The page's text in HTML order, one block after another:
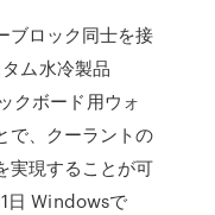
ブロック同士を接
ム水冷製品
クボード用ウォ
で、クーラントの
実現することが可
日 Windowsで